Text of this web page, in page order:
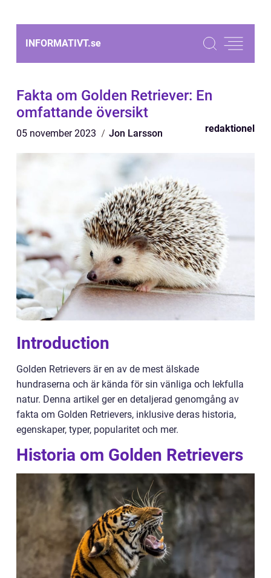
INFORMATIVT.se
Fakta om Golden Retriever: En
omfattande översikt
05 november 2023 Jon Larsson redaktionel
Introduction
Golden Retrievers är en av de mest älskade
hundraserna och är kända för sin vänliga och lekfulla
natur. Denna artikel ger en detaljerad genomgång av
fakta om Golden Retrievers, inklusive deras historia,
egenskaper, typer, popularitet och mer.
Historia om Golden Retrievers